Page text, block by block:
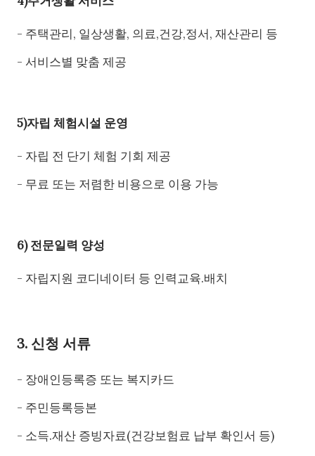
- 주택관리, 일상생활, 의료,건강,정서, 재산관리 등
- 서비스별 맞춤 제공
5)자립 체험시설 운영
- 자립 전 단기 체험 기회 제공
- 무료 또는 저렴한 비용으로 이용 가능
6) 전문일력 양성
- 자립지원 코디네이터 등 인력교육.배치
3. 신청 서류
- 장애인등록증 또는 복지카드
- 주민등록등본
- 소득.재산 증빙자료(건강보험료 납부 확인서 등)